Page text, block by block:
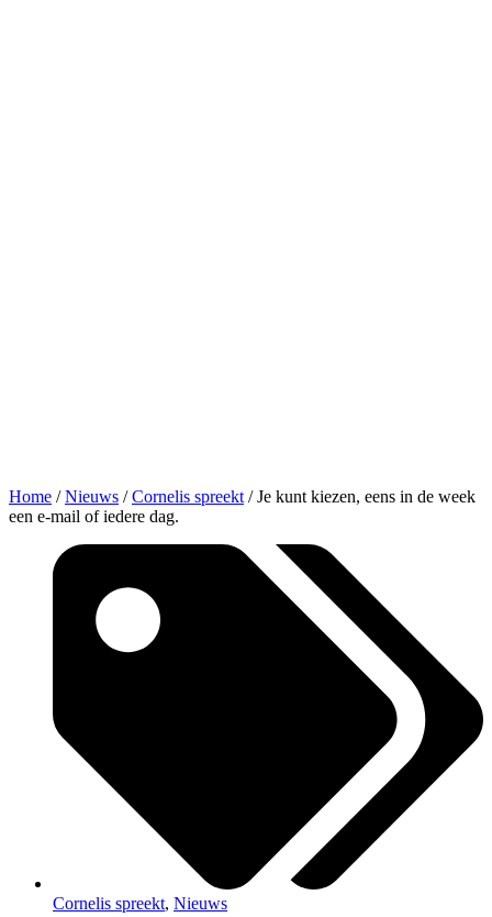
Home /Nieuws /Cornelis spreekt /Je kunt kiezen, eens in de week
een e-mail of iedere dag.
Cornelis spreekt, Nieuws